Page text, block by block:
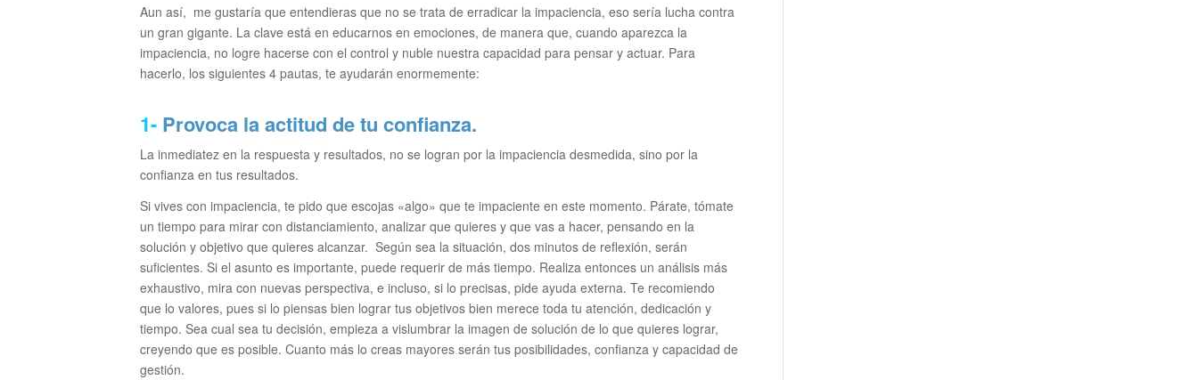
Aun así, me gustaría que entendieras que no se trata de erradicar la impaciencia, eso sería lucha contra
un gran gigante. La clave está en educarnos en emociones, de manera que, cuando aparezca la
impaciencia, no logre hacerse con el control y nuble nuestra capacidad para pensar y actuar. Para
hacerlo, los siguientes 4 pautas, te ayudarán enormemente:
1- Provoca la actitud de tu confianza.
La inmediatez en la respuesta y resultados, no se logran por la impaciencia desmedida, sino por la
confianza en tus resultados.
Si vives con impaciencia, te pido que escojas «algo» que te impaciente en este momento. Párate, tómate
un tiempo para mirar con distanciamiento, analizar que quieres y que vas a hacer, pensando en la
solución y objetivo que quieres alcanzar. Según sea la situación, dos minutos de reflexión, serán
suficientes. Si el asunto es importante, puede requerir de más tiempo. Realiza entonces un análisis más
exhaustivo, mira con nuevas perspectiva, e incluso, si lo precisas, pide ayuda externa. Te recomiendo
que lo valores, pues si lo piensas bien lograr tus objetivos bien merece toda tu atención, dedicación y
tiempo. Sea cual sea tu decisión, empieza a vislumbrar la imagen de solución de lo que quieres lograr,
creyendo que es posible. Cuanto más lo creas mayores serán tus posibilidades, confianza y capacidad de
gestión.